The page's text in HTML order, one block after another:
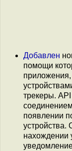
Добавлен
помощи
трекеры.
появлении
устройства.
нахождении